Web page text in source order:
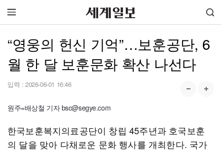
“영웅의 헌신 기억”…보훈공단, 6
월 한 달 보훈문화 확산 나선다
입력 : 2026-06-01 16:46
원주=배상철 기자 bsc@segye.com
한국보훈복지의료공단이 창립 45주년과 호국보훈
의 달을 맞아 다채로운 문화 행사를 개최한다. 국가